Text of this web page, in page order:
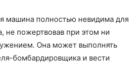
машина полностью невидима для
не пожертвовав при этом ни
Она может выполнять
бомбардировщика и вести